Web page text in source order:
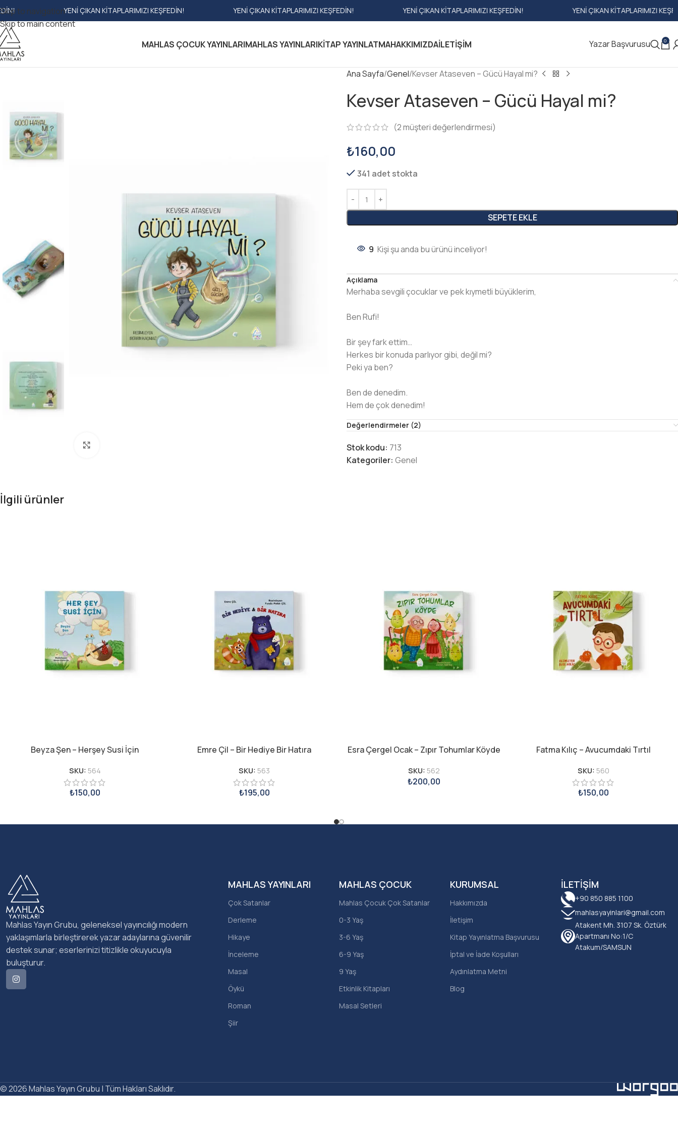
Skip to navigation
Skip to main content
YENI ÇIKAN KITAPLARIMIZI KEŞFEDIN! YENI ÇIKAN KITAPLARIMIZI KEŞFEDIN! YENI ÇIKAN KITAPLARIMIZI KEŞFEDIN! YENI ÇIKAN KITAPLARIMIZI KEŞFEDIN!
MAHLAS ÇOCUK YAYINLARIMAHLAS YAYINLARIKITAP YAYINLATMAHAKKIMIZDAİLETIŞIM Yazar Başvurusu 0
Ana Sayfa Genel Kevser Ataseven – Gücü Hayal mi?
Kevser Ataseven – Gücü Hayal mi?
(2müşteri değerlendirmesi)
₺160,00
341 adet stokta
SEPETE EKLE
9 Kişi şu anda bu ürünü inceliyor!
Açıklama
Merhaba sevgili çocuklar ve pek kıymetli büyüklerim,
Ben Rufi!
Bir şey fark ettim…
Herkes bir konuda parlıyor gibi, değil mi?
Peki ya ben?
Ben de denedim.
Hem de çok denedim!
Bazen olmadı…
Bazen hiç olmadı!
Beni benden başka kimse görmese de, vazgeçmedim.
Sonra bir şey oldu…
Değerlendirmeler (2)
Stok kodu: 713
Kategoriler: Genel
İlgili ürünler
Beyza Şen – Herşey Susi İçin
SKU: 564
₺150,00
Emre Çil – Bir Hediye Bir Hatıra
SKU: 563
₺195,00
Esra Çergel Ocak – Zıpır Tohumlar Köyde
SKU: 562
₺200,00
Fatma Kılıç – Avucumdaki Tırtıl
SKU: 560
₺150,00
İLETIŞIM
+90 850 885 1100
mahlasyayinlari@gmail.com
Atakent Mh. 3107 Sk. Öztürk
Apartmanı No:1/C
Atakum/SAMSUN
KURUMSAL
Hakkımızda
İletişim
Kitap Yayınlatma Başvurusu
İptal ve İade Koşulları
Aydınlatma Metni
Blog
MAHLAS ÇOCUK
Mahlas Çocuk Çok Satanlar
0-3 Yaş
3-6 Yaş
6-9 Yaş
9 Yaş
Etkinlik Kitapları
Masal Setleri
MAHLAS YAYINLARI
Çok Satanlar
Derleme
Hikaye
İnceleme
Masal
Öykü
Roman
Şiir
Mahlas Yayın Grubu, geleneksel yayıncılığı modern
yaklaşımlarla birleştirerek yazar adaylarına güvenilir
destek sunar; eserlerinizi titizlikle okuyucuyla
buluşturur.
© 2026 Mahlas Yayın Grubu | Tüm Hakları Saklıdır.